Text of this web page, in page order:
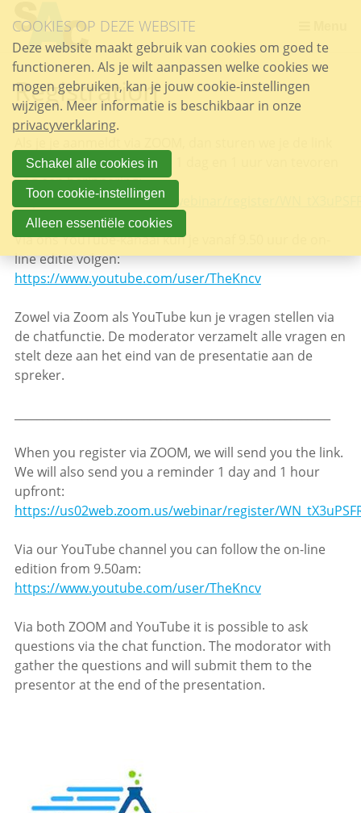
links
over
Spring
naar
de
inhoud
naar
het
menu
Registration
toe. Bovendien ontvang je 1 dag en 1 uur van tevoren
nog een herinnering:
https://us02web.zoom.us/webinar/register/
Via ons YouTube-kanaal kun je vanaf 9.50 uur de on-
line editie volgen:
https://www.youtube.com/user/TheKncv
Zowel via Zoom als YouTube kun je vragen stellen via
de chatfunctie. De moderator verzamelt alle vragen en
stelt deze aan het eind van de presentatie aan de
spreker.
When you register via ZOOM, we will send you the link.
We will also send you a reminder 1 day and 1 hour
upfront:
https://us02web.zoom.us/webinar/register/
Via our YouTube channel you can follow the on-line
edition from 9.50am:
https://www.youtube.com/user/TheKncv
Via both ZOOM and YouTube it is possible to ask
questions via the chat function. The modorator with
gather the questions and will submit them to the
presentor at the end of the presentation.
COOKIES OP DEZE WEBSITE
Deze website maakt gebruik van cookies om goed te
functioneren. Als je wilt aanpassen welke cookies we
mogen gebruiken, kan je jouw cookie-instellingen
wijzigen. Meer informatie is beschikbaar in onze
privacyverklaring.
Schakel alle cookies in
Toon cookie-instellingen
Alleen essentiële cookies